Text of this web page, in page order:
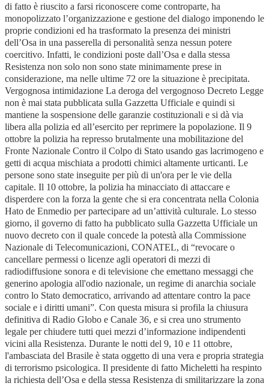
di fatto è riuscito a farsi riconoscere come controparte, ha
monopolizzato l’organizzazione e gestione del dialogo imponendo le
proprie condizioni ed ha trasformato la presenza dei ministri
dell’Osa in una passerella di personalità senza nessun potere
coercitivo. Infatti, le condizioni poste dall’Osa e dalla stessa
Resistenza non solo non sono state minimamente prese in
considerazione, ma nelle ultime 72 ore la situazione è precipitata.
Vergognosa intimidazione La deroga del vergognoso Decreto Legge
non è mai stata pubblicata sulla Gazzetta Ufficiale e quindi si
mantiene la sospensione delle garanzie costituzionali e si dà via
libera alla polizia ed all’esercito per reprimere la popolazione. Il 9
ottobre la polizia ha represso brutalmente una mobilitazione del
Fronte Nazionale Contro il Colpo di Stato usando gas lacrimogeno e
getti di acqua mischiata a prodotti chimici altamente urticanti. Le
persone sono state inseguite per più di un'ora per le vie della
capitale. Il 10 ottobre, la polizia ha minacciato di attaccare e
disperdere con la forza la gente che si era concentrata nella Colonia
Hato de Enmedio per partecipare ad un’attività culturale. Lo stesso
giorno, il governo di fatto ha pubblicato sulla Gazzetta Ufficiale un
nuovo decreto con il quale concede la potestà alla Commissione
Nazionale di Telecomunicazioni, CONATEL, di “revocare o
cancellare permessi o licenze agli operatori di mezzi di
radiodiffusione sonora e di televisione che emettano messaggi che
generino apologia all'odio nazionale, un regime di anarchia sociale
contro lo Stato democratico, arrivando ad attentare contro la pace
sociale e i diritti umani”. Con questa misura si profila la chiusura
definitiva di Radio Globo e Canale 36, e si crea uno strumento
legale per chiudere tutti quei mezzi d’informazione indipendenti
vicini alla Resistenza. Durante le notti del 9, 10 e 11 ottobre,
l'ambasciata del Brasile è stata oggetto di una vera e propria strategia
di terrorismo psicologica. Il presidente di fatto Micheletti ha respinto
la richiesta dell’Osa e della stessa Resistenza di smilitarizzare la zona